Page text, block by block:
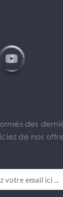
des
de nos